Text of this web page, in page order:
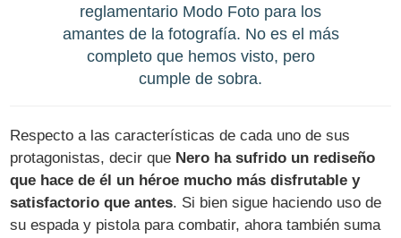
reglamentario Modo Foto para los
amantes de la fotografía. No es el más
completo que hemos visto, pero
cumple de sobra.
Respecto a las características de cada uno de sus
protagonistas, decir que Nero ha sufrido un rediseño
que hace de él un héroe mucho más disfrutable y
satisfactorio que antes. Si bien sigue haciendo uso de
su espada y pistola para combatir, ahora también suma